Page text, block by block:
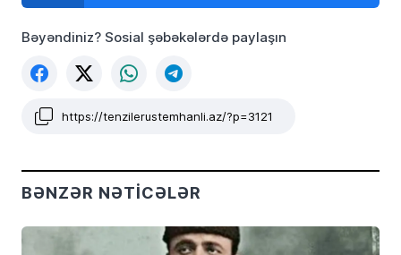
Bəyəndiniz? Sosial şəbəkələrdə paylaşın
https://tenzilerustemhanli.az/?p=3121
BƏNZƏR NƏTICƏLƏR